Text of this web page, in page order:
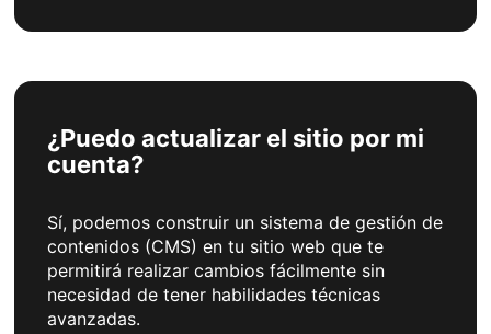
¿Puedo actualizar el sitio por mi
cuenta?
Sí, podemos construir un sistema de gestión de
contenidos (CMS) en tu sitio web que te
permitirá realizar cambios fácilmente sin
necesidad de tener habilidades técnicas
avanzadas.